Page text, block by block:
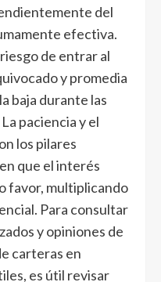
del
efectiva.
de entrar al
y promedia
baja durante las
paciencia y el
los pilares
que el interés
favor, multiplicando
Para consultar
y opiniones de
carteras en
es útil revisar